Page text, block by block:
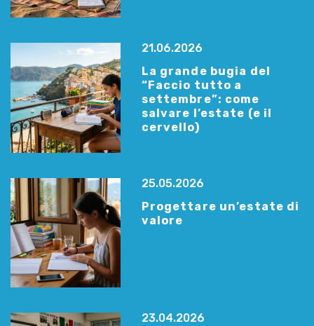
21.06.2026
La grande bugia del
“Faccio tutto a
settembre”: come
salvare l’estate (e il
cervello)
25.05.2026
Progettare un’estate di
valore
23.04.2026